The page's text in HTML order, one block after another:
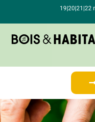
19|20|21|22